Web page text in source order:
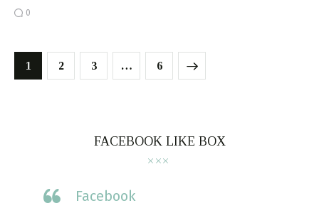
0
1 2 3 … 6
>
FACEBOOK LIKE BOX
Facebook